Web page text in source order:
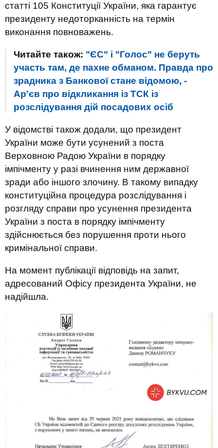
статті 105 Конституції України, яка гарантує
президенту недоторканність на термін
виконання повноважень.
Читайте також: "ЄС" і "Голос" не беруть
участь там, де пахне обманом. Правда про
зрадника з Банкової стане відомою, -
Ар'єв про відкликання із ТСК із
розслідування дій посадових осіб
У відомстві також додали, що президент
України може бути усунений з поста
Верховною Радою України в порядку
імпічменту у разі вчинення ним державної
зради або іншого злочину. В такому випадку
конституційна процедура розслідування і
розгляду справи про усунення президента
України з поста в порядку імпічменту
здійснюється без порушення проти нього
кримінальної справи.
На момент публікації відповідь на запит,
адресований Офісу президента України, не
надійшла.